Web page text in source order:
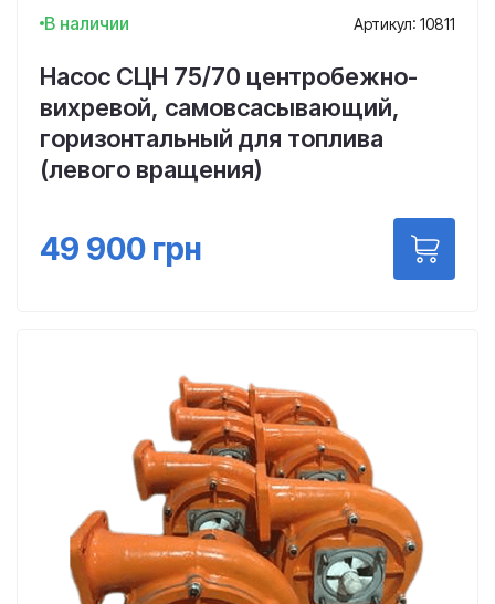
В наличии Артикул: 10811
Насос СЦН 75/70 центробежно-
вихревой, самовсасывающий,
горизонтальный для топлива
(левого вращения)
49 900 грн